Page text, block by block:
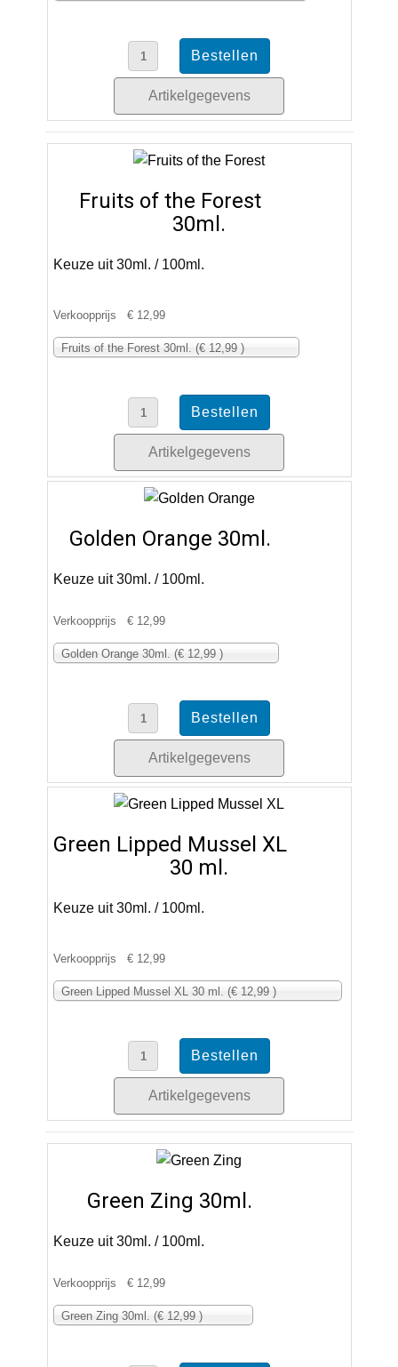
Artikelgegevens
Fruits of the Forest
30ml.
Keuze uit 30ml. / 100ml.
Verkoopprijs € 12,99
Fruits of the Forest 30ml. (€ 12,99 )
Artikelgegevens
Golden Orange 30ml.
Keuze uit 30ml. / 100ml.
Verkoopprijs € 12,99
Golden Orange 30ml. (€ 12,99 )
Artikelgegevens
Green Lipped Mussel XL
30 ml.
Keuze uit 30ml. / 100ml.
Verkoopprijs € 12,99
Green Lipped Mussel XL 30 ml. (€ 12,99 )
Artikelgegevens
Green Zing 30ml.
Keuze uit 30ml. / 100ml.
Verkoopprijs € 12,99
Green Zing 30ml. (€ 12,99 )